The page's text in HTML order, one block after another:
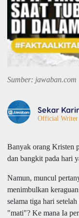
Sumber: jawaban.com
Sekar
Official Writer
Banyak orang Kristen
dan bangkit pada hari
Namun, muncul
menimbulkan
selama tiga hari
"mati"? Ke mana Ia